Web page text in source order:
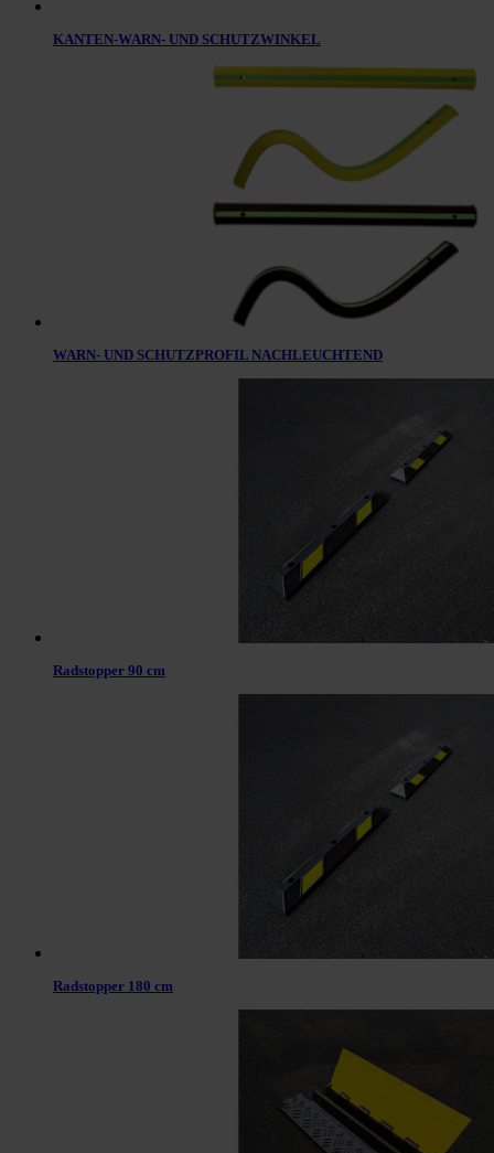
KANTEN-WARN- UND SCHUTZWINKEL
WARN- UND SCHUTZPROFIL NACHLEUCHTEND
Radstopper 90 cm
Radstopper 180 cm